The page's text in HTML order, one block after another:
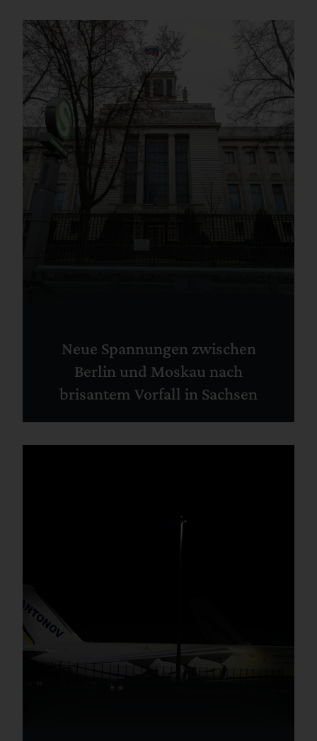
Neue Spannungen zwischen
Berlin und Moskau nach
brisantem Vorfall in Sachsen